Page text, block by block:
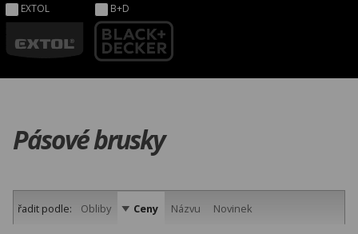
EXTOL B+D
Pásové brusky
řadit podle: Obliby Ceny Názvu Novinek